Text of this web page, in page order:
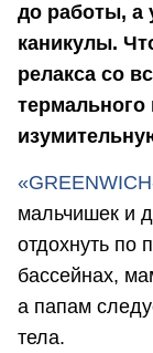
до работы, а
каникулы.
релакса со
термального
мальчишек и
отдохнуть по
бассейнах,
а папам
тела.